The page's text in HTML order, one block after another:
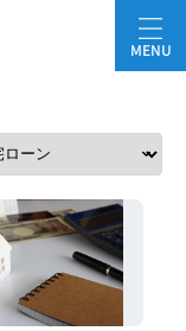
MENU